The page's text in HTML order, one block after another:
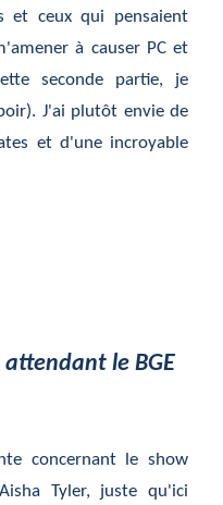
et ceux qui pensaient
à causer PC et
seconde partie, je
J'ai plutôt envie de
et d'une incroyable
le BGE
concernant le show
Tyler, juste qu'ici